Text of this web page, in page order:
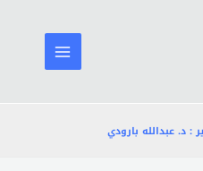
: د. عبدالله بارودي